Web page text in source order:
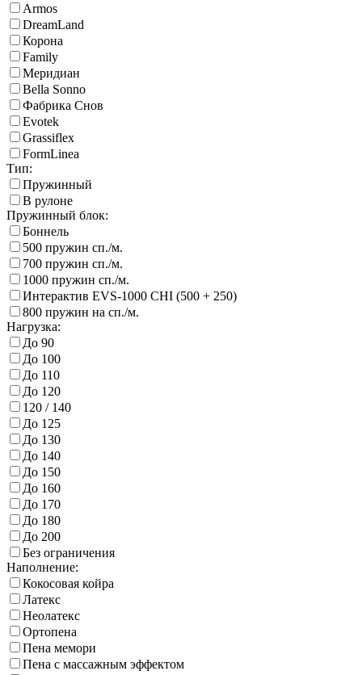
Armos
DreamLand
Корона
Family
Меридиан
Bella Sonno
Фабрика Снов
Еvotek
Grassiflex
FormLinea
Тип:
Пружинный
В рулоне
Пружинный блок:
Боннель
500 пружин сп./м.
700 пружин сп./м.
1000 пружин сп./м.
Интерактив EVS-1000 CHI (500 + 250)
800 пружин на сп./м.
Нагрузка:
До 90
До 100
До 110
До 120
120 / 140
До 125
До 130
До 140
До 150
До 160
До 170
До 180
До 200
Без ограничения
Наполнение:
Кокосовая койра
Латекс
Неолатекс
Ортопена
Пена мемори
Пена с массажным эффектом